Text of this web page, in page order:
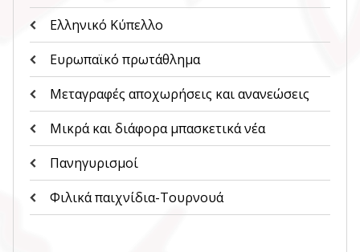
Ελληνικό Κύπελλο
Ευρωπαϊκό πρωτάθλημα
Μεταγραφές αποχωρήσεις και ανανεώσεις
Μικρά και διάφορα μπασκετικά νέα
Πανηγυρισμοί
Φιλικά παιχνίδια-Τουρνουά